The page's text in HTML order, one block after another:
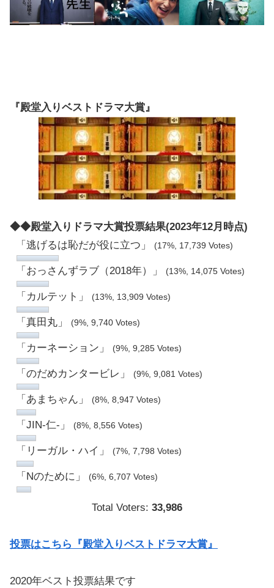
『殿堂入りベストドラマ大賞』
◆◆殿堂入りドラマ大賞投票結果(2023年12月時点)
「逃げるは恥だが役に立つ」
(17%, 17,739 Votes)
「おっさんずラブ（2018年）」 (13%, 14,075 Votes)
「カルテット」 (13%, 13,909 Votes)
「真田丸」 (9%, 9,740 Votes)
「カーネーション」 (9%, 9,285 Votes)
「のだめカンタービレ」 (9%, 9,081 Votes)
「あまちゃん」 (8%, 8,947 Votes)
「JIN-仁-」 (8%, 8,556 Votes)
「リーガル・ハイ」 (7%, 7,798 Votes)
「Nのために」 (6%, 6,707 Votes)
Total Voters: 33,986
投票はこちら『殿堂入りベストドラマ大賞』
2020年ベスト投票結果です